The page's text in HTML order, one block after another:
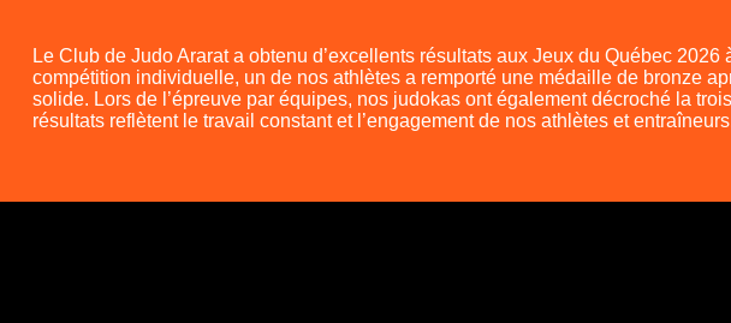
Le Club de Judo Ararat a obtenu d’excellents résultats aux Jeux du Québec 2026
compétition individuelle, un de nos athlètes a remporté une médaille de bronze
solide. Lors de l’épreuve par équipes, nos judokas ont également décroché la
résultats reflètent le travail constant et l’engagement de nos athlètes et